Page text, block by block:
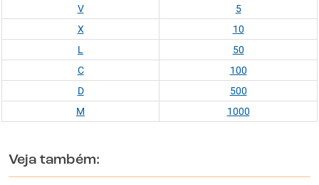
V
5
X
10
L
50
C
100
D
500
M
1000
Veja também: